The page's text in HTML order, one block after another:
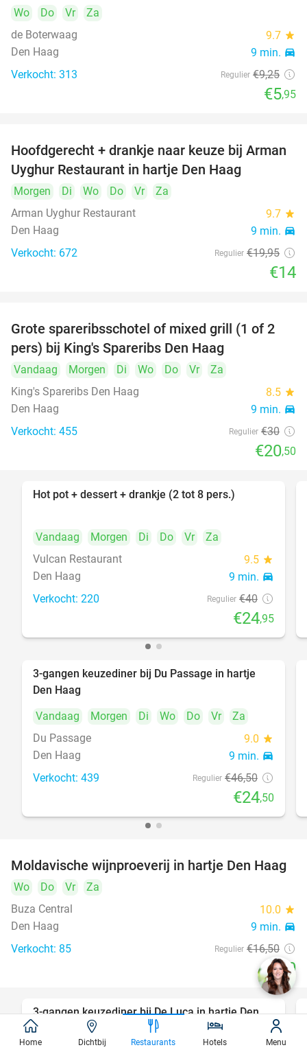
Wo Do Vr
Za
de Boterwaag
9.7 star
Den Haag 9 min. directions_car
Verkocht: 313 Regulier €9,25
€5,95
30%
Hoofdgerecht + drankje naar keuze bij Arman
Uyghur Restaurant in hartje Den Haag
Morgen Di Wo Do Vr
Za
Arman Uyghur Restaurant
9.7 star
Den Haag 9 min. directions_car
Verkocht: 672 Regulier €19,95
€14
32%
Grote spareribsschotel of mixed grill (1 of 2
pers) bij King's Spareribs Den Haag
Vandaag Morgen Di Wo Do Vr
Za
King's Spareribs Den Haag
8.5 star
Den Haag 9 min. directions_car
Verkocht: 455 Regulier €30
€20,50
Hot pot + dessert + drankje (2 tot 8 pers.)
Vandaag Morgen Di Do Vr
Za
Vulcan Restaurant
9.5 star
Den Haag 9 min. directions_car
Verkocht: 220 Regulier €40
€24,95
47%
3-gangen keuzediner bij Du Passage in hartje
Den Haag
Vandaag
Morgen Di Wo Do Vr
Za
Du Passage
9.0 star
Den Haag 9 min. directions_car
Verkocht: 439 Regulier €46,50
€24,50
39%
Moldavische wijnproeverij in hartje Den Haag
Wo Do Vr
Za
Buza Central
10.0 star
Den Haag 9 min. directions_car
Verkocht: 85 Regulier €16,50
€10
47%
3-gangen keuzediner bij De Luca in hartje Den
Haag
Home Dichtbij Restaurants Hotels Menu